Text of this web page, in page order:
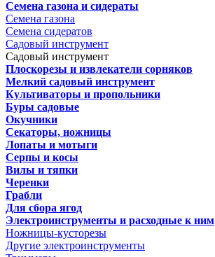
Семена газона и сидераты
Семена газона
Семена сидератов
Садовый инструмент
Садовый инструмент
Плоскорезы и извлекатели сорняков
Мелкий садовый инструмент
Культиваторы и пропольники
Буры садовые
Окучники
Секаторы, ножницы
Лопаты и мотыги
Серпы и косы
Вилы и тяпки
Черенки
Грабли
Для сбора ягод
Электроинструменты и расходные к ним
Ножницы-кусторезы
Другие электроинструменты